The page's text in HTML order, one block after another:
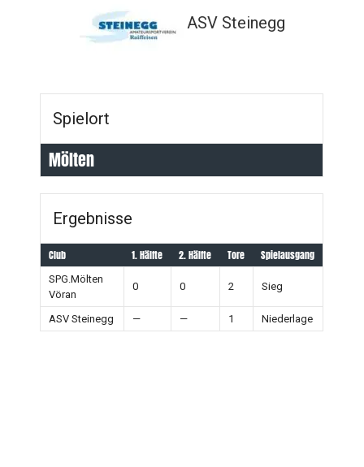
ASV Steinegg
Spielort
Mölten
Ergebnisse
Club 1. Hälfte 2. Hälfte Tore Spielausgang
SPG.Mölten
Vöran
0 0 2 Sieg
ASV Steinegg — — 1 Niederlage